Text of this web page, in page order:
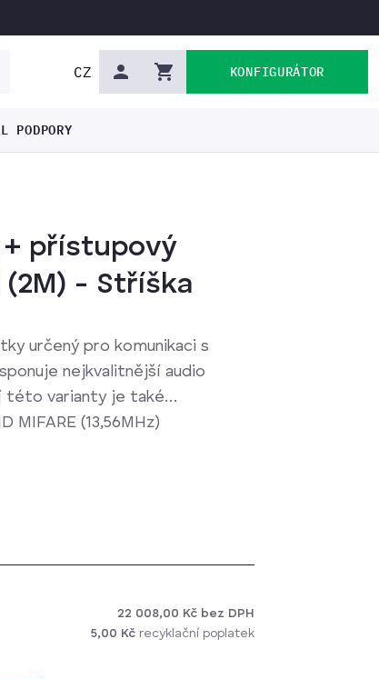
CZ KONFIGURÁTOR
PODPORY
+ přístupový
(2M) - Stříška
určený pro komunikaci s
nejkvalitnější audio
této varianty je také
(13,56MHz)
systém, bez nutnosti
stavu tabla diodami,
22 008,00 Kč bez DPH
5,00 Kč recyklační poplatek